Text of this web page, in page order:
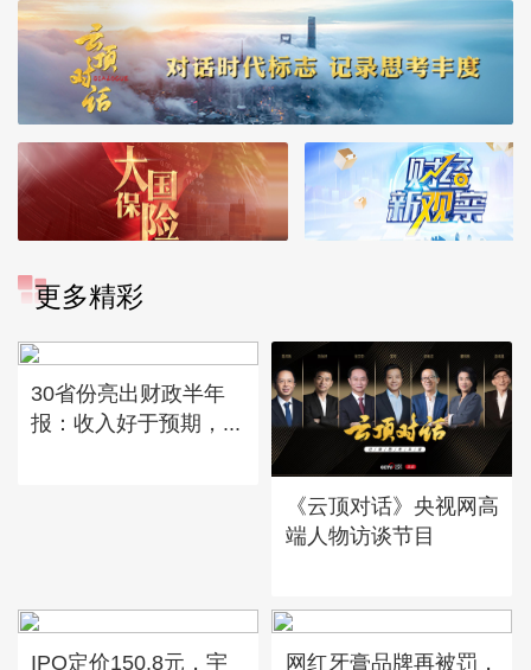
更多精彩
30省份亮出财政半年
报：收入好于预期，...
《云顶对话》央视网高
端人物访谈节目
IPO定价150.8元，宇 网红牙膏品牌再被罚，